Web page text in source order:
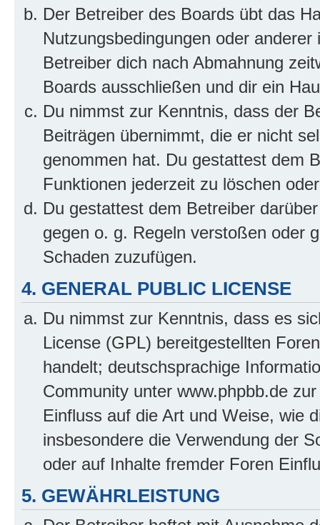
Der Betreiber des Boards übt das
Nutzungsbedingungen oder
Betreiber dich nach Abmahnung
Boards ausschließen und dir ein
Du nimmst zur Kenntnis, dass der
Beiträgen übernimmt, die er nicht
genommen hat. Du gestattest dem
Funktionen jederzeit zu löschen
Du gestattest dem Betreiber
gegen o. g. Regeln verstoßen oder
Schaden zuzufügen.
4. GENERAL PUBLIC LICENSE
Du nimmst zur Kenntnis, dass es
License (GPL) bereitgestellten
handelt; deutschsprachige
Community unter www.phpbb.de
Einfluss auf die Art und Weise, wie
insbesondere die Verwendung der
oder auf Inhalte fremder Foren
5. GEWÄHRLEISTUNG